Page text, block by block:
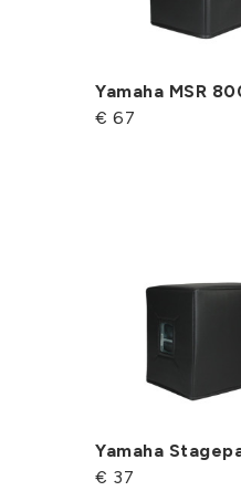
Yamaha MSR
€ 67
Yamaha
€ 37